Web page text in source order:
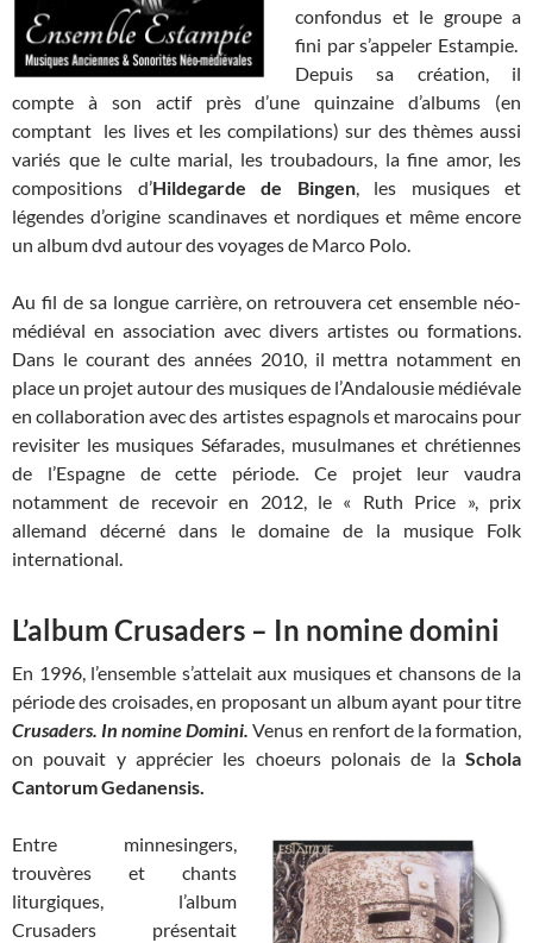
confondus et le groupe a
fini par s’appeler Estampie.
Depuis sa création, il
compte à son actif près d’une quinzaine d’albums (en
comptant les lives et les compilations) sur des thèmes aussi
variés que le culte marial, les troubadours, la fine amor, les
compositions d’Hildegarde de Bingen, les musiques et
légendes d’origine scandinaves et nordiques et même encore
un album dvd autour des voyages de Marco Polo.
Au fil de sa longue carrière, on retrouvera cet ensemble néo-
médiéval en association avec divers artistes ou formations.
Dans le courant des années 2010, il mettra notamment en
place un projet autour des musiques de l’Andalousie médiévale
en collaboration avec des artistes espagnols et marocains pour
revisiter les musiques Séfarades, musulmanes et chrétiennes
de l’Espagne de cette période. Ce projet leur vaudra
notamment de recevoir en 2012, le « Ruth Price », prix
allemand décerné dans le domaine de la musique Folk
international.
L’album Crusaders – In nomine domini
En 1996, l’ensemble s’attelait aux musiques et chansons de la
période des croisades, en proposant un album ayant pour titre
Crusaders. In nomine Domini.Venus en renfort de la formation,
on pouvait y apprécier les choeurs polonais de la Schola
Cantorum Gedanensis.
Entre minnesingers,
trouvères et chants
liturgiques, l’album
Crusaders présentait